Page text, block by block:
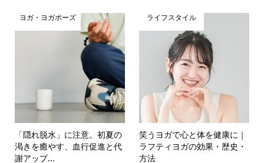
ヨガ・ヨガポーズ
「隠れ脱水」に注意。初夏の
渇きを癒やす、血行促進と代
謝アップ...
ライフスタイル
笑うヨガで心と体を健康に｜
ラフティヨガの効果・歴史・
方法